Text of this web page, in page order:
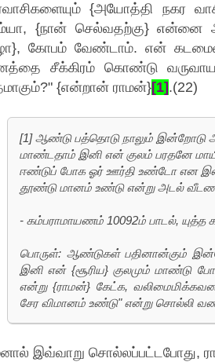
{அயோத்தி நகர
{நான் செல்வதற்கு} என்னை
கோபம் வேண்டாம். என்
சீக்கிரம் கொண்டு
{என்றான் ராமன்}[1] .(22)
[1] ஆண்டு பத்தொடு நாலும் இன்றோடு
மாண்டதாம் இனி என் குலம் பரதனே
ஈண்டுப் போக ஓர் ஊர்தி உண்டோ என
தூண்டு மானம் உண்டு என்று அடல்
- கம்பராமாயணம் 10092ம் பாடல், யுத்த
பொருள்: ஆண்டுகள் பதினான்கும்
இனி என் {சூரிய} குலமும் மாண்டு
என்று {ராமன்} கேட்க,
சேர விமானம் உண்டு" என்று சொல்லி
இவ்வாறு சொல்லப்பட்டபோது,